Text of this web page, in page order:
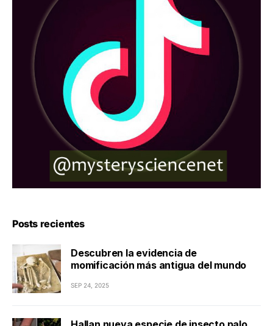
Posts recientes
Descubren la evidencia de
momificación más antigua del mundo
SEP 24, 2025